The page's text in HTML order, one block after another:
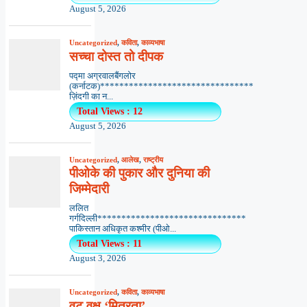
August 5, 2026
Uncategorized,कविता,काव्यभाषा
सच्चा दोस्त तो दीपक
पद्मा अग्रवालबैंगलोर
(कर्नाटक)********************************
ज़िंदगी का न...
Total Views : 12
August 5, 2026
Uncategorized, आलेख,राष्ट्रीय
पीओके की पुकार और दुनिया की
जिम्मेदारी
ललित
गर्गदिल्ली*******************************
पाकिस्तान अधिकृत कश्मीर (पीओ...
Total Views : 11
August 3, 2026
Uncategorized,कविता,काव्यभाषा